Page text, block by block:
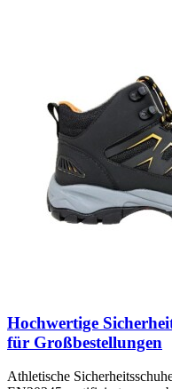
Hochwertige
für Großbestellungen
Athletische